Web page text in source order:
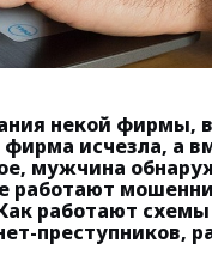
некой фирмы,
исчезла, а
мужчина
работают
работают
преступников,